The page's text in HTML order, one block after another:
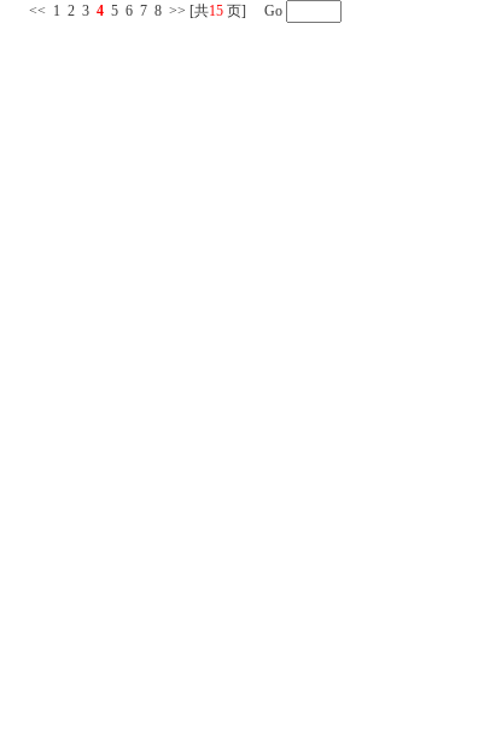
<< 1 2 3 4 5 6 7 8 >> [共15 页] Go